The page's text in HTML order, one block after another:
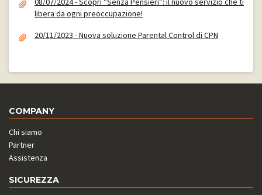
libera da ogni preoccupazione!
20/11/2023 - Nuova soluzione Parental Control di CPN
COMPANY
Chi siamo
Partner
Assistenza
SICUREZZA